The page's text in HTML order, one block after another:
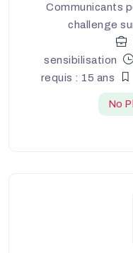
Communicants
challenge
sensibilisation
requis : 15 ans
No